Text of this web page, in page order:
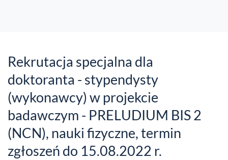
Rekrutacja specjalna dla
doktoranta - stypendysty
(wykonawcy) w projekcie
badawczym - PRELUDIUM BIS 2
(NCN), nauki fizyczne, termin
zgłoszeń do 15.08.2022 r.